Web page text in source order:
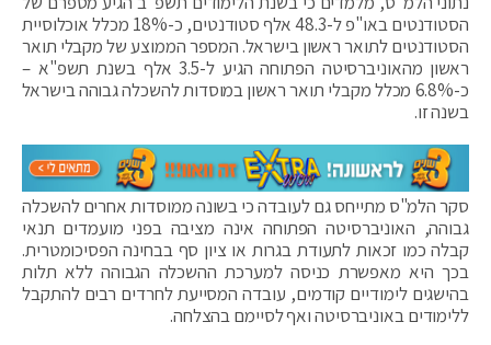
הסטודנטים באו"פ ל-48.3 אלף סטודנטים, כ-18% מכלל אוכלוסיית
הסטודנטים לתואר ראשון בישראל. המספר הממוצע של מקבלי תואר
ראשון מהאוניברסיטה הפתוחה הגיע ל-3.5 אלף בשנת תשפ"א –
כ-6.8% מכלל מקבלי תואר ראשון במוסדות להשכלה גבוהה בישראל
בשנה זו.
סקר הלמ"ס מתייחס גם לעובדה כי בשונה ממוסדות אחרים להשכלה
גבוהה, האוניברסיטה הפתוחה אינה מציבה בפני מועמדים תנאי
קבלה כמו זכאות לתעודת בגרות או ציון סף בבחינה הפסיכומטרית.
בכך היא מאפשרת כניסה למערכת ההשכלה הגבוהה ללא תלות
בהישגים לימודיים קודמים, עובדה המסייעת לחרדים רבים להתקבל
ללימודים באוניברסיטה ואף לסיימם בהצלחה.